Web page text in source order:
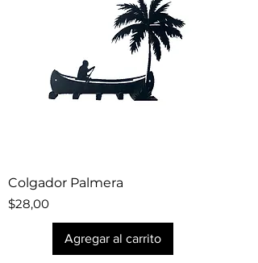
Colgador Palmera
Precio
$28,00
Agregar al carrito